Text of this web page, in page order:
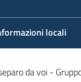
locali
da voi -